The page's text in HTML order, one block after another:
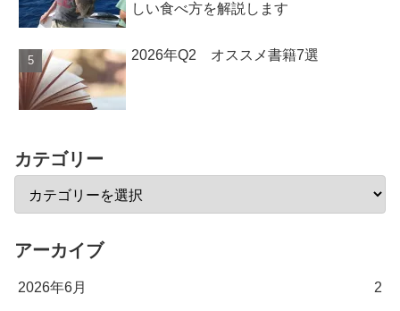
しい食べ方を解説します
2026年Q2 オススメ書籍7選
カテゴリー
アーカイブ
2026年6月 2